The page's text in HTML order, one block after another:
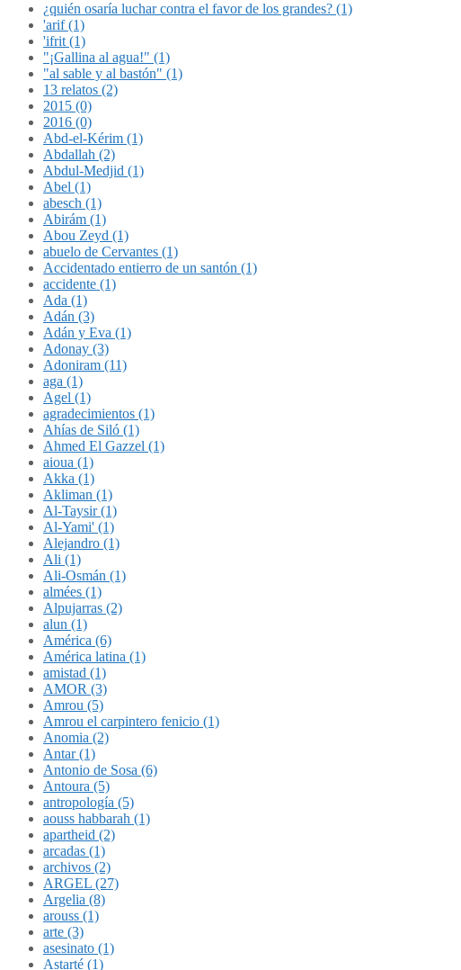
¿quién osaría luchar contra el favor de los grandes? (1)
'arif (1)
'ifrit (1)
"¡Gallina al agua!" (1)
"al sable y al bastón" (1)
13 relatos (2)
2015 (0)
2016 (0)
Abd-el-Kérim (1)
Abdallah (2)
Abdul-Medjid (1)
Abel (1)
abesch (1)
Abirám (1)
Abou Zeyd (1)
abuelo de Cervantes (1)
Accidentado entierro de un santón (1)
accidente (1)
Ada (1)
Adán (3)
Adán y Eva (1)
Adonay (3)
Adoniram (11)
aga (1)
Agel (1)
agradecimientos (1)
Ahías de Siló (1)
Ahmed El Gazzel (1)
aioua (1)
Akka (1)
Akliman (1)
Al-Taysir (1)
Al-Yami' (1)
Alejandro (1)
Ali (1)
Ali-Osmán (1)
almées (1)
Alpujarras (2)
alun (1)
América (6)
América latina (1)
amistad (1)
AMOR (3)
Amrou (5)
Amrou el carpintero fenicio (1)
Anomia (2)
Antar (1)
Antonio de Sosa (6)
Antoura (5)
antropología (5)
aouss habbarah (1)
apartheid (2)
arcadas (1)
archivos (2)
ARGEL (27)
Argelia (8)
arouss (1)
arte (3)
asesinato (1)
Astarté (1)